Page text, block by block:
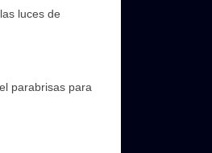
luces de
parabrisas para